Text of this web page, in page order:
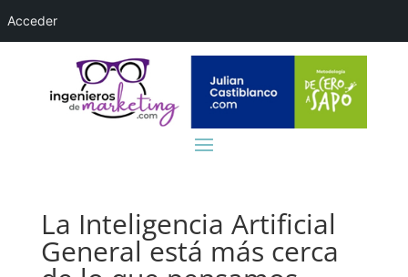
La Inteligencia Artificial
General está más cerca
Acceder